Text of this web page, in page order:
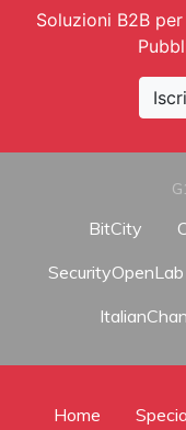
Soluzioni B2B
BitCity
SecurityOpenLab
Home